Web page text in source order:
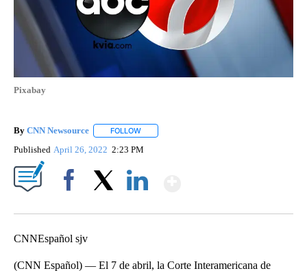
Pixabay
By CNN Newsource FOLLOW
Published April 26, 2022 2:23 PM
CNNEspañol sjv
(CNN Español) — El 7 de abril, la Corte Interamericana de